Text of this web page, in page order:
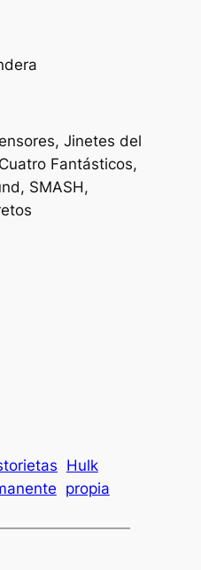
Jinetes del
Fantásticos,
SMASH,
Hulk
propia